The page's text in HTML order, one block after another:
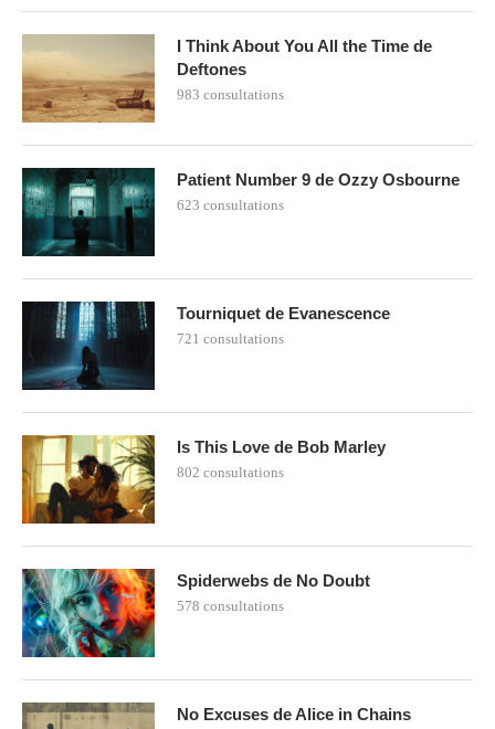
I Think About You All the Time de
Deftones
983 consultations
Patient Number 9 de Ozzy Osbourne
623 consultations
Tourniquet de Evanescence
721 consultations
Is This Love de Bob Marley
802 consultations
Spiderwebs de No Doubt
578 consultations
No Excuses de Alice in Chains